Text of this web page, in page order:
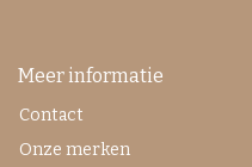
Meer informatie
Contact
Onze merken